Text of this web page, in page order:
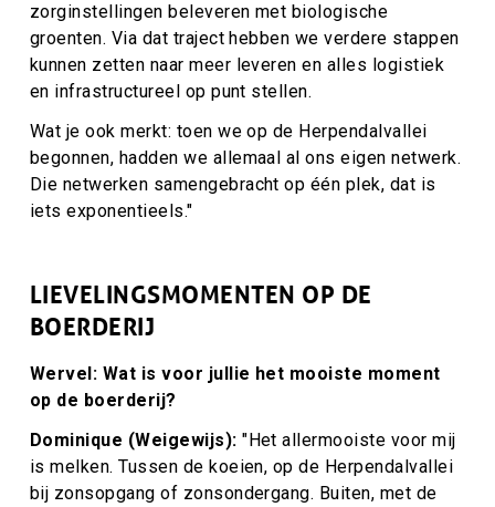
zorginstellingen beleveren met biologische
groenten. Via dat traject hebben we verdere stappen
kunnen zetten naar meer leveren en alles logistiek
en infrastructureel op punt stellen.
Wat je ook merkt: toen we op de Herpendalvallei
begonnen, hadden we allemaal al ons eigen netwerk.
Die netwerken samengebracht op één plek, dat is
iets exponentieels."
LIEVELINGSMOMENTEN OP DE
BOERDERIJ
Wervel: Wat is voor jullie het mooiste moment
op de boerderij?
Dominique (Weigewijs):" Het allermooiste voor mij
is melken. Tussen de koeien, op de Herpendalvallei
bij zonsopgang of zonsondergang. Buiten, met de